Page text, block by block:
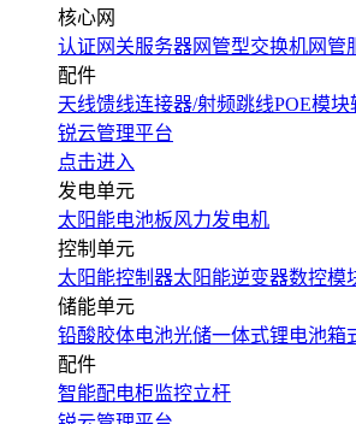
核心网
认证网关服务器网管型交换机网管
配件
天线馈线连接器/射频跳线POE模块
锐云管理平台
点击进入
发电单元
太阳能电池板风力发电机
控制单元
太阳能控制器太阳能逆变器数控模
储能单元
铅酸胶体电池光储一体式锂电池箱
配件
智能配电柜监控立杆